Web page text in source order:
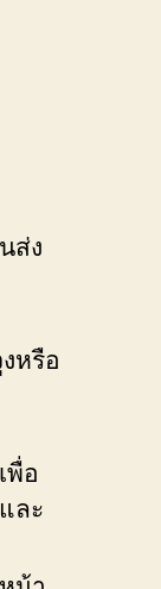
ส่ง
หรือ
พื่อ
ละ